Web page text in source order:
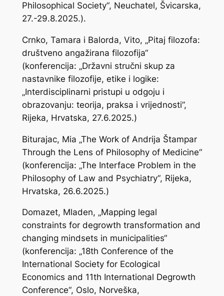
Philosophical Society“, Neuchatel, Švicarska,
27.-29.8.2025.).
Crnko, Tamara i Balorda, Vito, „Pitaj filozofa:
društveno angažirana filozofija“
(konferencija: „Državni stručni skup za
nastavnike filozofije, etike i logike:
„Interdisciplinarni pristupi u odgoju i
obrazovanju: teorija, praksa i vrijednosti”,
Rijeka, Hrvatska, 27.6.2025.)
Biturajac, Mia „The Work of Andrija Štampar
Through the Lens of Philosophy of Medicine“
(konferencija: „The Interface Problem in the
Philosophy of Law and Psychiatry“, Rijeka,
Hrvatska, 26.6.2025.)
Domazet, Mladen, „Mapping legal
constraints for degrowth transformation and
changing mindsets in municipalities“
(konferencija: „18th Conference of the
International Society for Ecological
Economics and 11th International Degrowth
Conference“, Oslo, Norveška,